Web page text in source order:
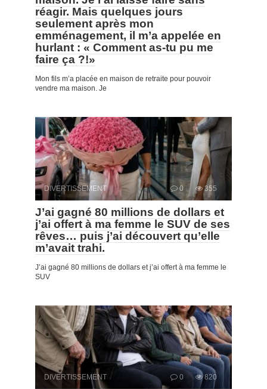
réagir. Mais quelques jours
seulement après mon
emménagement, il m’a appelée en
hurlant : « Comment as-tu pu me
faire ça ?!»
Mon fils m’a placée en maison de retraite pour pouvoir
vendre ma maison. Je
DIVERTISSEMENT 0 355
J’ai gagné 80 millions de dollars et
j’ai offert à ma femme le SUV de ses
rêves… puis j’ai découvert qu’elle
m’avait trahi.
J’ai gagné 80 millions de dollars et j’ai offert à ma femme le
SUV
DIVERTISSEMENT 0 820